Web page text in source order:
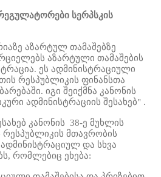
სერპსკის
აზარტულ თამაშებზე
აზარტული თამაშების
ეს ადმინისტრაციული
რესპუბლიკის ფინანსთა
იგი შეიქმნა კანონის
ადმინისტრაციის შესახებ" .
კანონის 38-ე მუხლის
რესპუბლიკის მთავრობის
და სხვა
რომლებიც ეხება: